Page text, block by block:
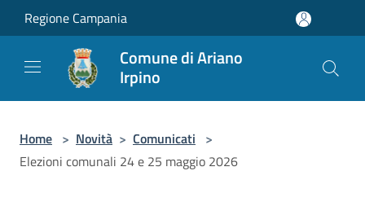
Salta al contenuto principale
Regione Campania
Comune di Ariano
Irpino
Home > Novità > Comunicati >
Elezioni comunali 24 e 25 maggio 2026